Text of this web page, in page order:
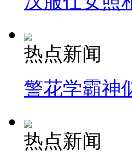
热点新闻
警花学霸神
热点新闻